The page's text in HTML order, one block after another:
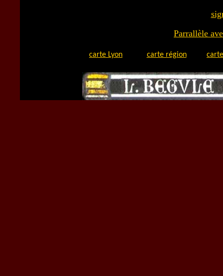
Parrallèle
carte Lyon carte région